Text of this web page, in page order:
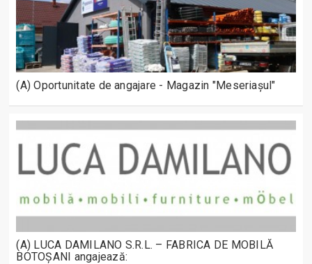
(A) Oportunitate de angajare - Magazin "Meseriașul"
(A) LUCA DAMILANO S.R.L. – FABRICA DE MOBILĂ
BOTOȘANI angajează: